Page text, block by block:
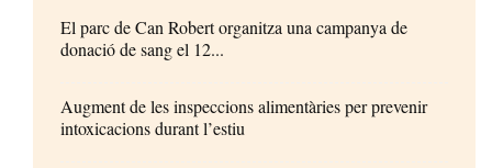
El parc de Can Robert organitza una campanya de
donació de sang el 12...
Augment de les inspeccions alimentàries per prevenir
intoxicacions durant l’estiu